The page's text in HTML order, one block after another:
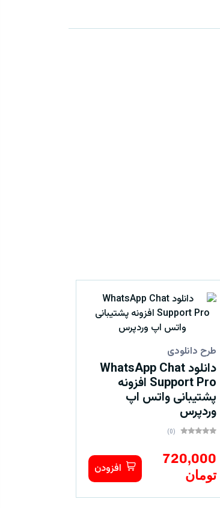
طرح دانلودی
دانلود WhatsApp Chat
Support Pro افزونه
پشتیبانی واتس اپ
وردپرس
(0)
720,000
تومان
افزودن